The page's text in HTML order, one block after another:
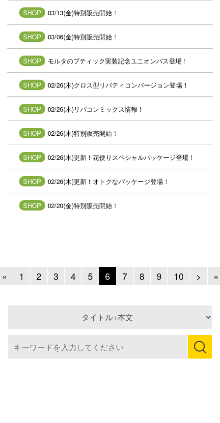
SHOP 03/13(金)特別販売開始！
SHOP 03/06(金)特別販売開始！
SHOP モルタのブティック実装記念ユニオンパス登場！
SHOP 02/26(木)クロス型リバティコンバージョン登場！
SHOP 02/26(木)リバコンミックス情報！
SHOP 02/26(木)特別販売開始！
SHOP 02/26(木)更新！花便りスペシャルパッケージ登場！
SHOP 02/26(木)更新！オトクなパッケージ登場！
SHOP 02/20(金)特別販売開始！
«Previous
1 2 3 4 5 6 7 8 9 10 > Next
»